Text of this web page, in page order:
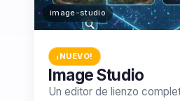
image-studio
¡NUEVO!
Image Studio
Un editor de lienzo